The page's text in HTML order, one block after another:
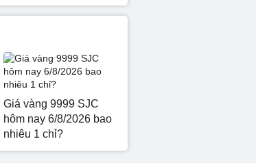
Giá vàng 9999 SJC
hôm nay 6/8/2026 bao
nhiêu 1 chỉ?